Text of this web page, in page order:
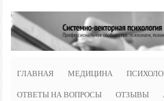
ГЛАВНАЯ МЕДИЦИНА
ОТВЕТЫ НА ВОПРОСЫ ОТЗЫВЫ